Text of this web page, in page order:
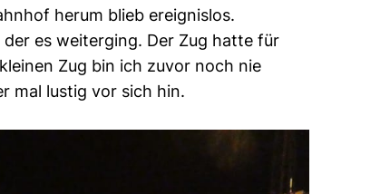
herum blieb ereignislos.
es weiterging. Der Zug hatte für
Zug bin ich zuvor noch nie
mal lustig vor sich hin.